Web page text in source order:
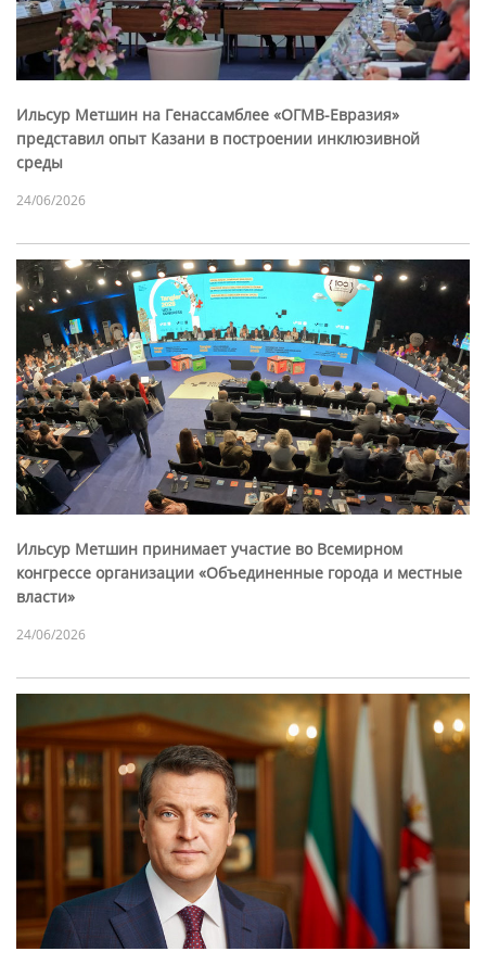
Ильсур Метшин на Генассамблее «ОГМВ-Евразия»
представил опыт Казани в построении инклюзивной
среды
24/06/2026
Ильсур Метшин принимает участие во Всемирном
конгрессе организации «Объединенные города и местные
власти»
24/06/2026